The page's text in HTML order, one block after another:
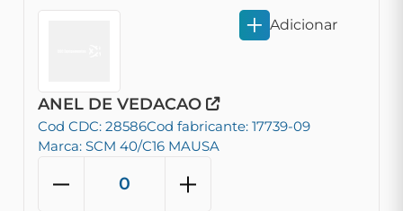
ANEL DE VEDACAO
Cod CDC: 28586Cod fabricante: 17739-09
Marca: SCM 40/C16 MAUSA
Adicionar